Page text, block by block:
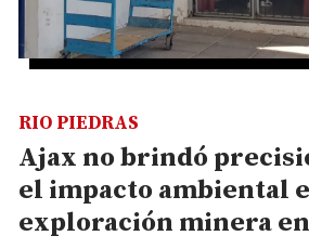
Ajax no brindó
el impacto ambiental
exploración minera
RIO PIEDRAS